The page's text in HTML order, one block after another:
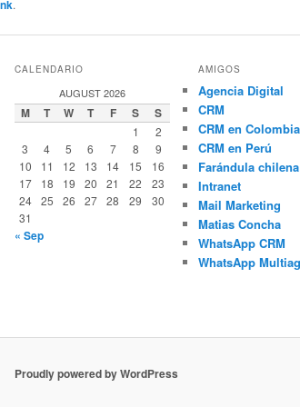
.
CALENDARIO
AUGUST 2026
M T W T F S S
1
2
3
4 5 6 7 8
9
10
11 12 13 14 15
16
17
18 19 20 21 22
23
24
25 26 27 28 29
30
31
« Sep
AMIGOS
Agencia Digital
CRM
CRM en Colombia
CRM en Perú
Farándula chilena
Intranet
Mail Marketing
Matias Concha
WhatsApp CRM
WhatsApp
Proudly powered by WordPress